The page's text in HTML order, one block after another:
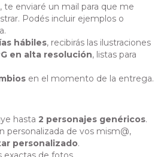
te enviaré un mail para que me
Podés incluir ejemplos o
hábiles, recibirás las ilustraciones
en alta resolución, listas para
en el momento de la entrega.
hasta 2 personajes genéricos.
personalizada de vos mism@,
personalizado.